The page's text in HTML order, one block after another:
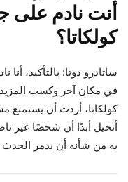
أنت نادم
كولكاتا؟
ساتادرو دوتا: بالتأكيد،
في مكان آخر وكسب المزيد
كولكاتا، أردت أن يستمتع
أتخيل أبدًا أن شخصًا غير
به من شأنه أن يدمر الحدث